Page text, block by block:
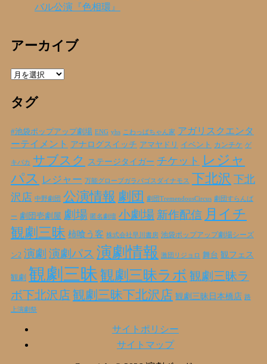
バル公演『色相環』
アーカイブ
ア
カ
イ
タグ
#池袋ポップアップ劇場 ENG yhs こわっぱちゃん家 アガリスクエンタ
ーテイメント アナログスイッチ アマヤドリ イベント カンチケ ゲ
キバカ サブスク ステージタイガー チケット レジャ
パス レジャー 万能グローブガラパゴスダイナモス 下北沢 下北
沢店 中野劇団 公演情報 劇団 劇団TremendousCircus 劇団すらんば
ー 劇団壱劇屋 劇場 匿名劇壇 小劇場 新作配信 月イチ
観劇三昧 柿喰う客 株式会社早川書房 池袋ポップアップ劇場シーズ
ン2 演劇 演劇パス 演劇情報 激団リジョロ 舞台 観フェス
観劇 観劇三昧観劇三昧ラボ 観劇三昧ラ
ボ下北沢店観劇三昧下北沢店 観劇三昧日本橋店 路
上演劇祭
サイトポリシー
サイトマップ